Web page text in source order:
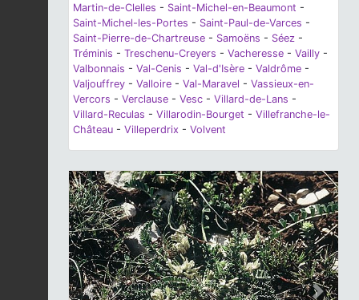
Martin-de-Clelles - Saint-Michel-en-Beaumont -
Saint-Michel-les-Portes - Saint-Paul-de-Varces -
Saint-Pierre-de-Chartreuse - Samoëns - Séez -
Tréminis - Treschenu-Creyers - Vacheresse - Vailly -
Valbonnais - Val-Cenis - Val-d'Isère - Valdrôme -
Valjouffrey - Valloire - Val-Maravel - Vassieux-en-
Vercors - Verclause - Vesc - Villard-de-Lans -
Villard-Reculas - Villarodin-Bourget - Villefranche-le-
Château - Villeperdrix - Volvent